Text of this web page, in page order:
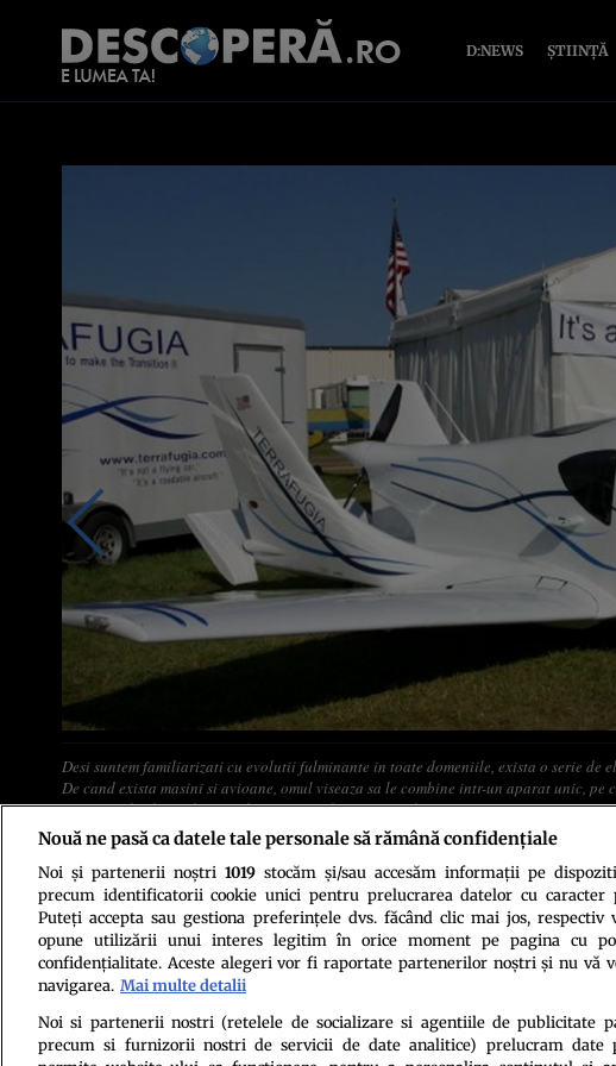
D:NEWS ȘTIINȚĂ
Desi suntem familiarizati cu evolutii fulminante in toate domeniile, exista o serie de
De cand exista masini si avioane, omul viseaza sa le combine intr-un aparat unic,
au visat, filmele au ilustrat, dar ne-am multumit sa atribuim mereu aceasta reusita
putem ajunge din urma, caci masina zburatoare a devenit o realitate a prezentului
indraznete, pe calea aerului.
Politica de confidenţialitate
Nouă ne pasă ca datele tale personale să rămână confidențiale
Noi și partenerii noștri 1019stocăm și/sau accesăm informații pe
precum identificatorii cookie unici pentru prelucrarea datelor cu caracter
Puteți accepta sau gestiona preferințele dvs. făcând clic mai jos, respectiv
opune utilizării unui interes legitim în orice moment pe pagina cu
confidențialitate. Aceste alegeri vor fi raportate partenerilor noștri și nu vă
navigarea. Mai multe detalii
Noi si partenerii nostri (retelele de socializare si agentiile de publicitate
precum si furnizorii nostri de servicii de date analitice) prelucram date